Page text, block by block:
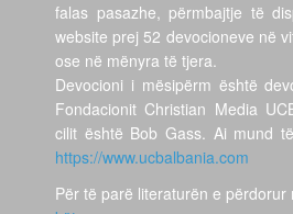
falas pasazhe, përmbajtje të
website prej 52 devocioneve në
ose në mënyra të tjera.
Devocioni i mësipërm është
Fondacionit Christian Media
cilit është Bob Gass. Ai mund
https://www.ucbalbania.com
Për të parë literaturën e përdorur